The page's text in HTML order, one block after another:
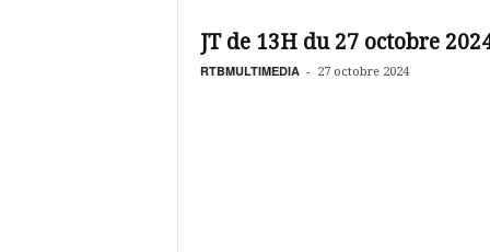
JT de 13H du 27 octobre
RTBMULTIMEDIA - 27 octobre 2024